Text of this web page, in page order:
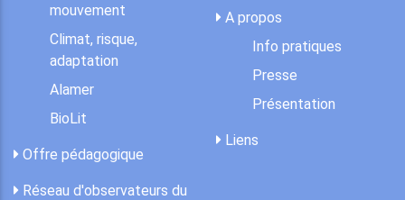
mouvement
Climat, risque,
adaptation
Alamer
BioLit
Offre pédagogique
Réseau d'observateurs du
A propos
Info pratiques
Presse
Présentation
Liens